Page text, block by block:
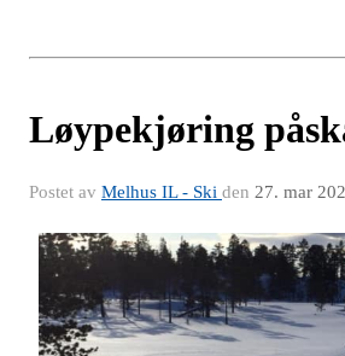
Løypekjøring
Postet av Melhus IL - Ski den 27. mar